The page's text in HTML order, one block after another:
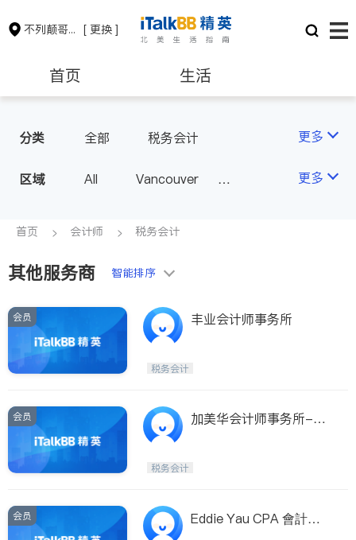
不列颠哥伦比亚省 [ 更换 ]
首页 生活
保险理财 房地产租售
会计师 建筑装修
分类 全部 税务会计 更多
区域 All
Vancouver
Surrey
Coquitlam
Port Coquitlam
New Westminster
Langley
Port Moody
Maple Ridge
BC - Other Cities
更多
首页 会计师 税务会计
其他服务商 智能排序
会员 丰业会计师事务所
税务会计
会员
加美华会计师事务所---
税务会计
会员
Eddie Yau CPA 會計稅